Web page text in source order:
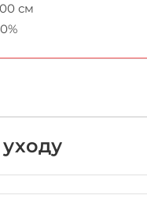
см